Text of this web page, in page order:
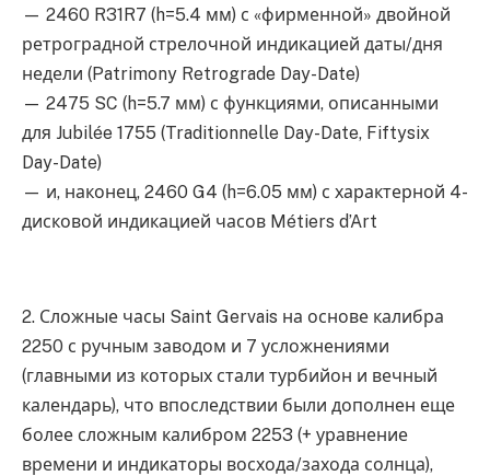
— 2460 R31R7 (h=5.4 мм) с «фирменной» двойной
ретроградной стрелочной индикацией даты/дня
недели (Patrimony Retrograde Day-Date)
— 2475 SC (h=5.7 мм) с функциями, описанными
для Jubilée 1755 (Traditionnelle Day-Date, Fiftysix
Day-Date)
— и, наконец, 2460 G4 (h=6.05 мм) с характерной 4-
дисковой индикацией часов Métiers d’Art
2. Сложные часы Saint Gervais на основе калибра
2250 с ручным заводом и 7 усложнениями
(главными из которых стали турбийон и вечный
календарь), что впоследствии были дополнен еще
более сложным калибром 2253 (+ уравнение
времени и индикаторы восхода/захода солнца),